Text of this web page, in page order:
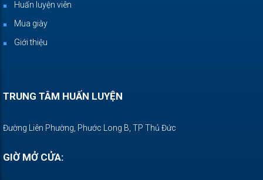
Huấn luyện viên
Mua giày
Giới thiệu
TRUNG TÂM HUẤN LUYỆN
Đường Liên Phường, Phước Long B, TP Thủ Đức
GIỜ MỞ CỬA: